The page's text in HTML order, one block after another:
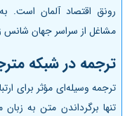
رونق اقتصاد آلمان است.
مشاغل از سراسر جهان شانس
ترجمه در شبکه
ترجمه وسیله‌ای مؤثر برای
تنها برگرداندن متن به